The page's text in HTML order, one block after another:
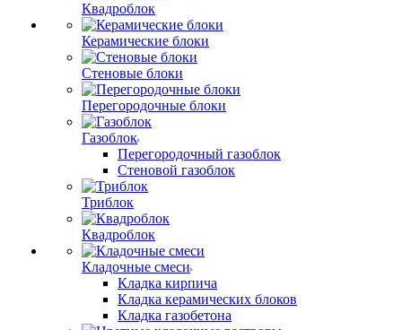
Квадроблок
Керамические блоки
Стеновые блоки
Перегородочные блоки
Газоблок
Перегородочный газоблок
Стеновой газоблок
Триблок
Квадроблок
Кладочные смеси
Кладка кирпича
Кладка керамических блоков
Кладка газобетона